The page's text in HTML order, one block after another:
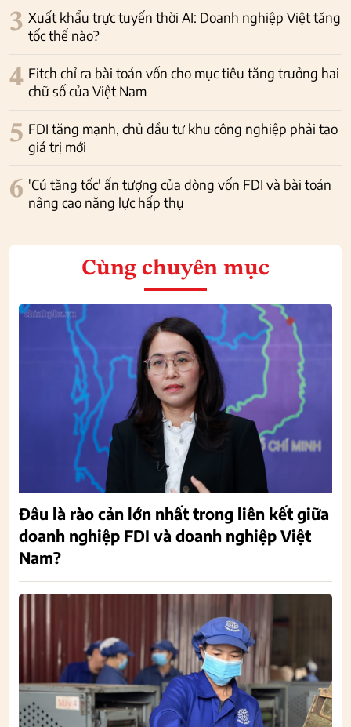
3 Xuất khẩu trực tuyến thời AI: Doanh nghiệp Việt tăng
tốc thế nào?
4 Fitch chỉ ra bài toán vốn cho mục tiêu tăng trưởng hai
chữ số của Việt Nam
5 FDI tăng mạnh, chủ đầu tư khu công nghiệp phải tạo
giá trị mới
6 'Cú tăng tốc' ấn tượng của dòng vốn FDI và bài toán
nâng cao năng lực hấp thụ
Cùng chuyên mục
Đâu là rào cản lớn nhất trong liên kết giữa
doanh nghiệp FDI và doanh nghiệp Việt
Nam?